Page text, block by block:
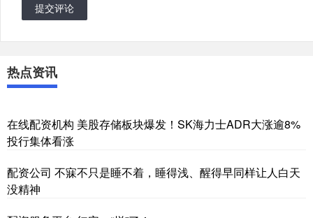
提交评论
热点资讯
在线配资机构 美股存储板块爆发！SK海力士ADR大涨逾8%
投行集体看涨
配资公司 不寐不只是睡不着，睡得浅、醒得早同样让人白天
没精神